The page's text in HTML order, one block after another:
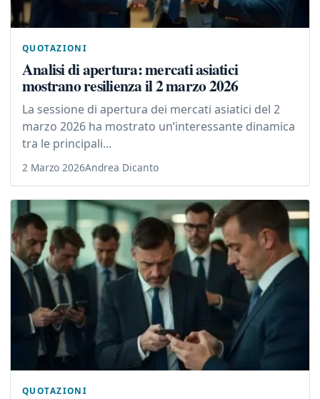
QUOTAZIONI
Analisi di apertura: mercati asiatici
mostrano resilienza il 2 marzo 2026
La sessione di apertura dei mercati asiatici del 2
marzo 2026 ha mostrato un’interessante dinamica
tra le principali...
2 Marzo 2026Andrea Dicanto
QUOTAZIONI